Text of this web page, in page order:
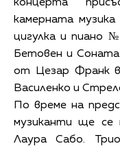
концерта
камерната
цигулка и пиано
Бетовен и Соната
от Цезар Франк
Василенко и
По време на
музиканти ще се
Лаура Сабо.